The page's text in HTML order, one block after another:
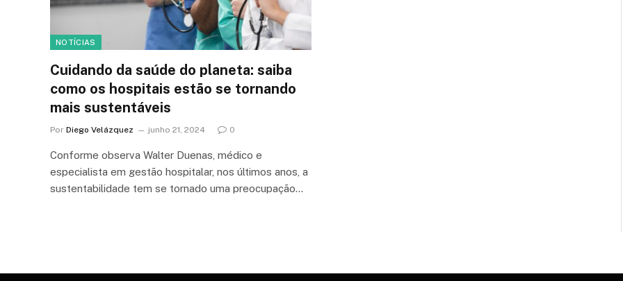
NOTÍCIAS
Cuidando da saúde do planeta: saiba
como os hospitais estão se tornando
mais sustentáveis
Por Diego Velázquez junho 21, 2024 0
Conforme observa Walter Duenas, médico e
especialista em gestão hospitalar, nos últimos anos, a
sustentabilidade tem se tornado uma preocupação…